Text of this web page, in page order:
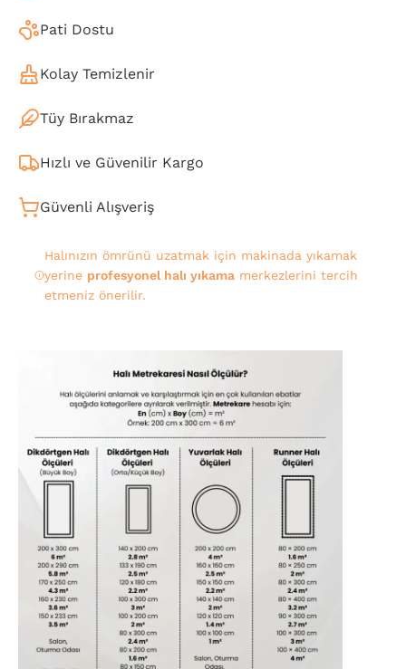
Pati Dostu
Kolay Temizlenir
Tüy Bırakmaz
Hızlı ve Güvenilir Kargo
Güvenli Alışveriş
Halınızın ömrünü uzatmak için makinada yıkamak
yerine profesyonel halı yıkamamerkezlerini tercih
etmeniz önerilir.